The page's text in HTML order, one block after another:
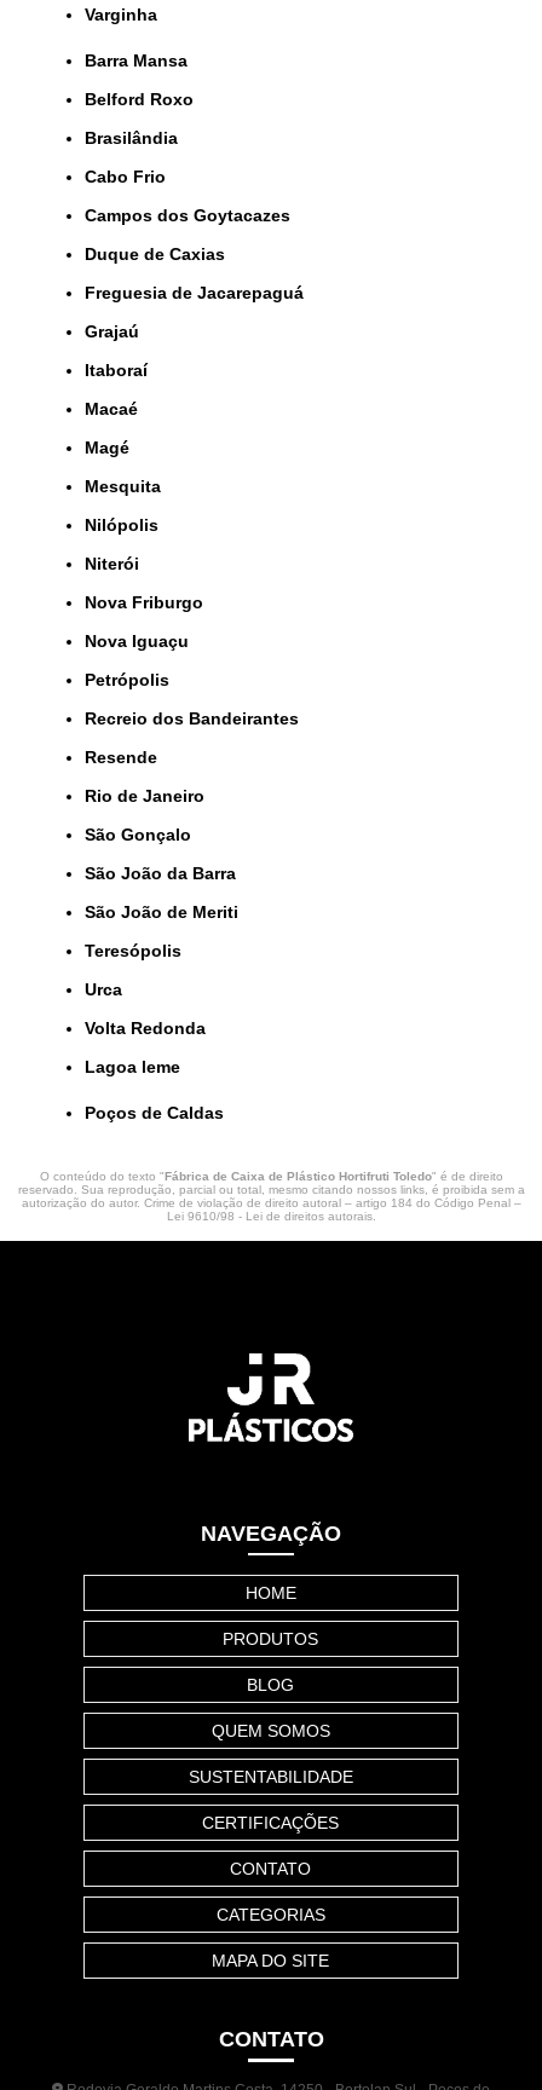
Varginha
Barra Mansa
Belford Roxo
Brasilândia
Cabo Frio
Campos dos Goytacazes
Duque de Caxias
Freguesia de Jacarepaguá
Grajaú
Itaboraí
Macaé
Magé
Mesquita
Nilópolis
Niterói
Nova Friburgo
Nova Iguaçu
Petrópolis
Recreio dos Bandeirantes
Resende
Rio de Janeiro
São Gonçalo
São João da Barra
São João de Meriti
Teresópolis
Urca
Volta Redonda
lagoa leme
Poços de Caldas
O conteúdo do texto "Fábrica de Caixa de Plástico Hortifruti Toledo" é de direito
reservado. Sua reprodução, parcial ou total, mesmo citando nossos links, é proibida sem a
autorização do autor. Crime de violação de direito autoral – artigo 184 do Código Penal –
Lei 9610/98 - Lei de direitos autorais.
NAVEGAÇÃO
HOME
PRODUTOS
BLOG
QUEM SOMOS
SUSTENTABILIDADE
CERTIFICAÇÕES
CONTATO
CATEGORIAS
MAPA DO SITE
CONTATO